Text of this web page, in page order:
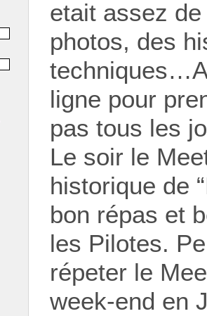
etait assez
photos, des
ligne pour
pas tous les
Le soir le
historique de
bon répas et
les Pilotes.
répeter le
week-end en